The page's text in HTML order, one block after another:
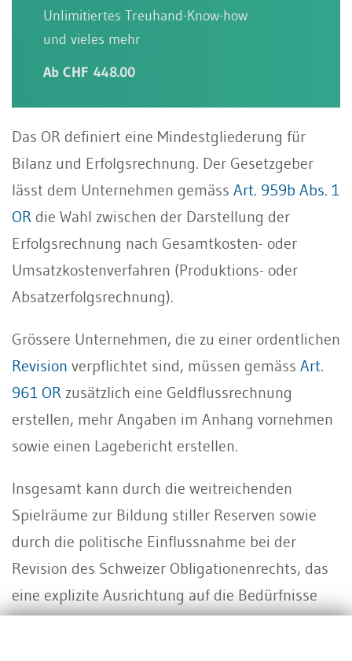
Unlimitiertes Treuhand-Know-how
und vieles mehr
Ab CHF 448.00
Das OR definiert eine Mindestgliederung für
Bilanz und Erfolgsrechnung. Der Gesetzgeber
lässt dem Unternehmen gemäss Art. 959b Abs. 1
OR die Wahl zwischen der Darstellung der
Erfolgsrechnung nach Gesamtkosten- oder
Umsatzkostenverfahren (Produktions- oder
Absatzerfolgsrechnung).
Grössere Unternehmen, die zu einer ordentlichen
Revision verpflichtet sind, müssen gemäss Art.
961 OR zusätzlich eine Geldflussrechnung
erstellen, mehr Angaben im Anhang vornehmen
sowie einen Lagebericht erstellen.
Insgesamt kann durch die weitreichenden
Spielräume zur Bildung stiller Reserven sowie
durch die politische Einflussnahme bei der
Revision des Schweizer Obligationenrechts, das
eine explizite Ausrichtung auf die Bedürfnisse
der Klein- und Mittelunternehmen (KMU)